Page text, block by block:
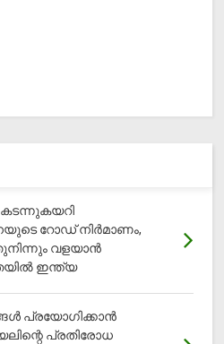
റോഡ് നിർമാണം,
വളയാൻ
ഇന്ത്യ
പ്രയോഗിക്കാന്‍
പ്രതിരോധ